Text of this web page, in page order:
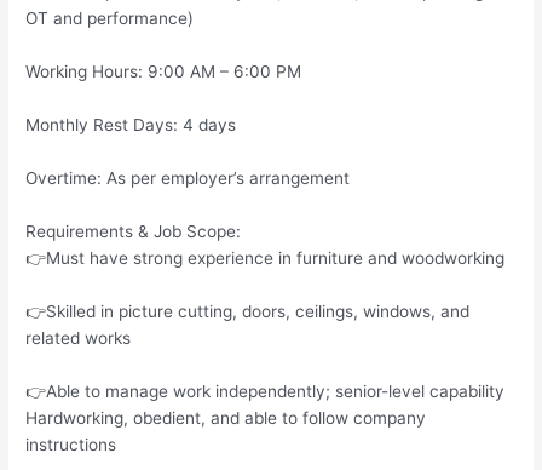
OT and performance)
Working Hours: 9:00 AM – 6:00 PM
Monthly Rest Days: 4 days
Overtime: As per employer’s arrangement
Requirements & Job Scope:
👉Must have strong experience in furniture and woodworking
👉Skilled in picture cutting, doors, ceilings, windows, and
related works
👉Able to manage work independently; senior-level capability
Hardworking, obedient, and able to follow company
instructions